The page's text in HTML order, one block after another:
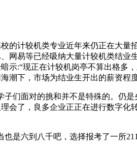
计较机类专业近年来仍正在大量招
网易等已经吸纳大量计较机类结业
示:“现正在计较机岗亭不算出格多
潮下，市场为结业生开出的薪资
面对的挑和并不是特殊的。仍是
会了，良多企业正正在进行数字
六到八千吧，选择报考了一所